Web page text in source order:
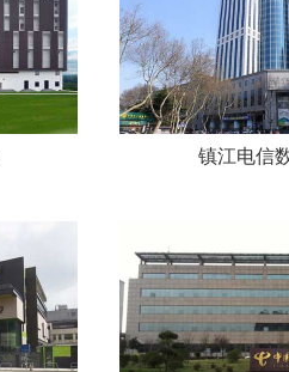
镇江电信